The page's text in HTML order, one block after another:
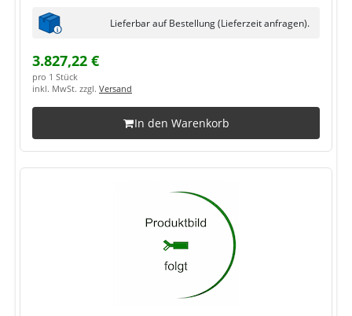
Lieferbar auf Bestellung (Lieferzeit anfragen).
3.827,22 €
pro 1 Stück
inkl. MwSt. zzgl. Versand
In den Warenkorb